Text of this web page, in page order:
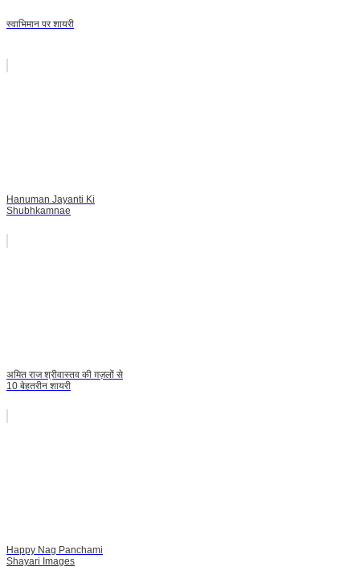
स्वाभिमान पर शायरी
Hanuman Jayanti Ki
Shubhkamnae
अमित राज श्रीवास्तव की ग़ज़लों से
10 बेहतरीन शायरी
Happy Nag Panchami
Shayari Images